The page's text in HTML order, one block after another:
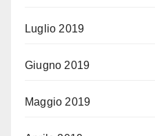
Luglio 2019
Giugno 2019
Maggio 2019